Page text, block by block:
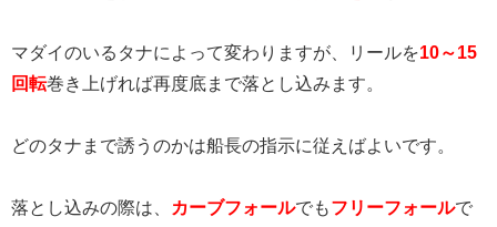
マダイのいるタナによって変わりますが、リールを10～15
回転巻き上げれば再度底まで落とし込みます。
どのタナまで誘うのかは船長の指示に従えばよいです。
落とし込みの際は、 カーブフォールでもフリーフォールで